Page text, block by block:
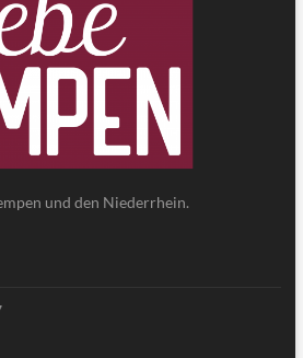
und den Niederrhein.